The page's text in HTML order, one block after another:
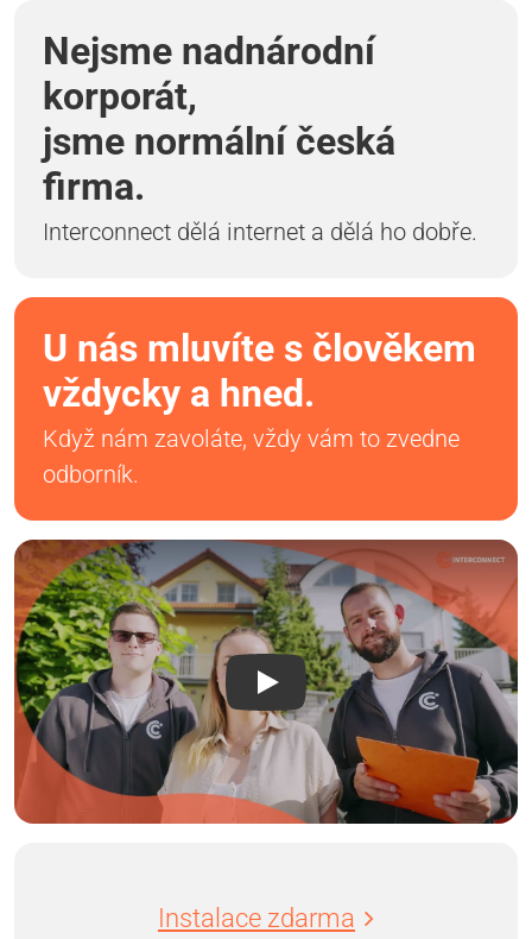
Nejsme nadnárodní
korporát,
jsme normální česká
firma.
Interconnect dělá internet a dělá ho dobře.
U nás mluvíte s člověkem
vždycky a hned.
Když nám zavoláte, vždy vám to zvedne
odborník.
Instalace zdarma